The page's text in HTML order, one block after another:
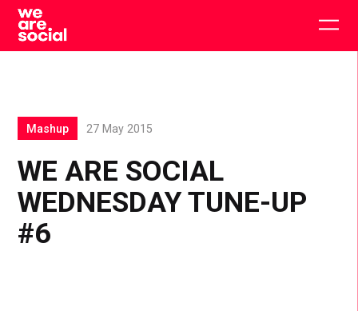
Skip
content
WE ARE SOCIAL
WEDNESDAY TUNE-UP
#6
Mashup 27 May 2015